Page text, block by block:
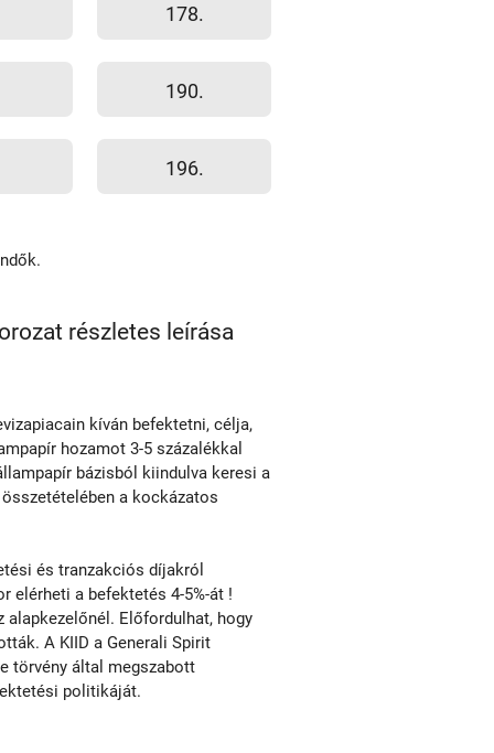
178.
190.
196.
részletes leírása
kíván befektetni, célja,
hozamot 3-5 százalékkal
bázisból kiindulva keresi a
a kockázatos
és tranzakciós díjakról
elérheti a befektetés 4-5%-át !
Előfordulhat, hogy
A KIID a Generali Spirit
törvény által megszabott
politikáját.